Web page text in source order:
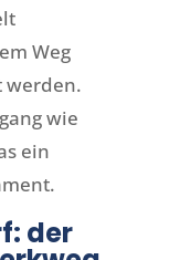
Weg
werden.
wie
ein
der